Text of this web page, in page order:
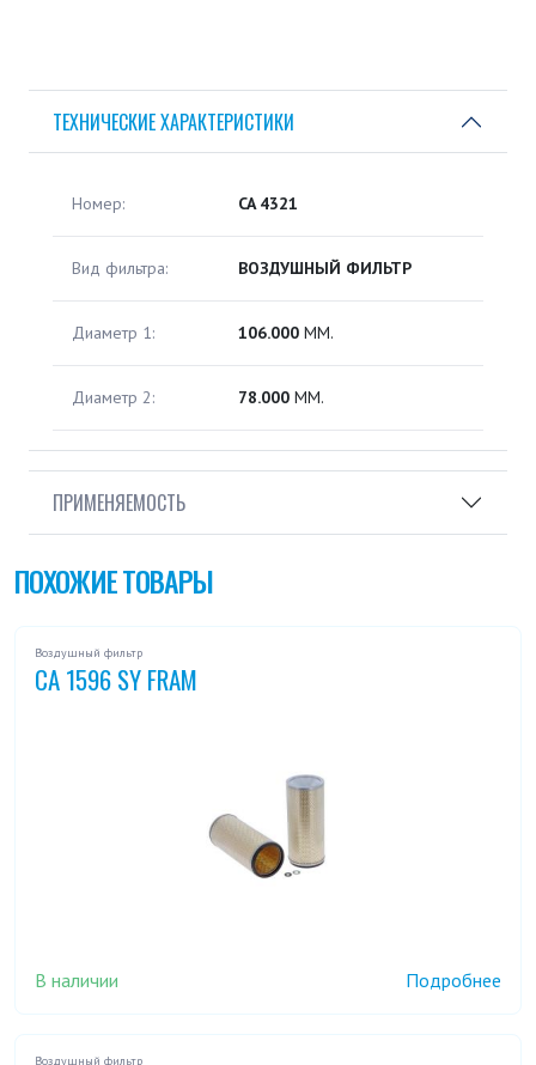
ТЕХНИЧЕСКИЕ ХАРАКТЕРИСТИКИ
Номер: CA 4321
Вид фильтра: ВОЗДУШНЫЙ ФИЛЬТР
Диаметр 1: 106.000 ММ.
Диаметр 2: 78.000 ММ.
ПРИМЕНЯЕМОСТЬ
ПОХОЖИЕ ТОВАРЫ
Воздушный фильтр
CA 1596 SY FRAM
В наличии Подробнее
Воздушный фильтр